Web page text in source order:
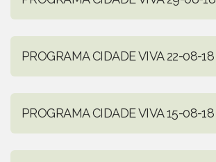
PROGRAMA CIDADE VIVA 22-08-18
PROGRAMA CIDADE VIVA 15-08-18